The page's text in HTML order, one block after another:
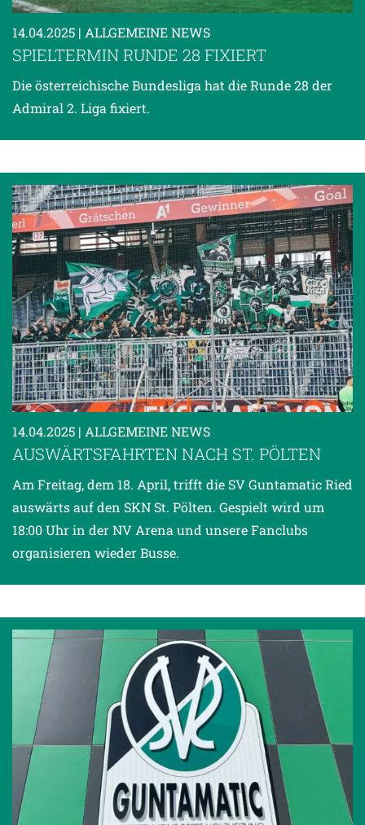
14.04.2025 | ALLGEMEINE NEWS
SPIELTERMIN RUNDE 28 FIXIERT
Die österreichische Bundesliga hat die Runde 28 der
Admiral 2. Liga fixiert.
14.04.2025 | ALLGEMEINE NEWS
AUSWÄRTSFAHRTEN NACH ST. PÖLTEN
Am Freitag, dem 18. April, trifft die SV Guntamatic Ried
auswärts auf den SKN St. Pölten. Gespielt wird um
18:00 Uhr in der NV Arena und unsere Fanclubs
organisieren wieder Busse.